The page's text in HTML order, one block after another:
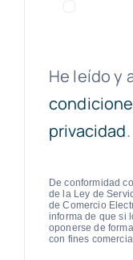
He leído y
privacidad.
De conformidad
de la Ley de
de Comercio
informa de que si
oponerse de
con fines